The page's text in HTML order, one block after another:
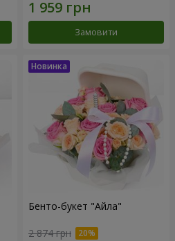
Замовити
Бенто-букет "Айла"
2 874 грн